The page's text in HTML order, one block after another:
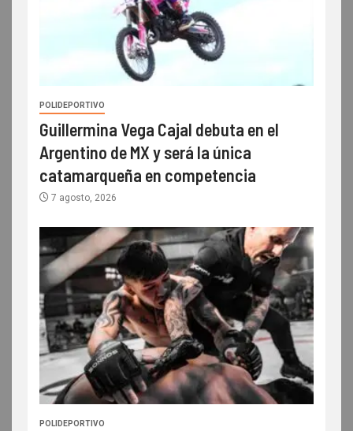
POLIDEPORTIVO
Guillermina Vega Cajal debuta en el
Argentino de MX y será la única
catamarqueña en competencia
7 agosto, 2026
POLIDEPORTIVO